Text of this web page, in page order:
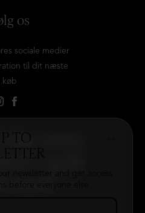
TO
os
sociale medier
til dit næste
køb
vores
og få